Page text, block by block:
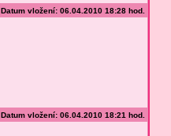
Datum vložení: 06.04.2010 18:28 hod.
Datum vložení: 06.04.2010 18:21 hod.